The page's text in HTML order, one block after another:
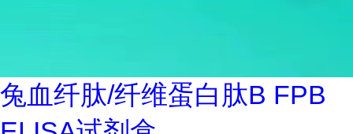
兔血纤肽/纤维蛋白肽B FPB